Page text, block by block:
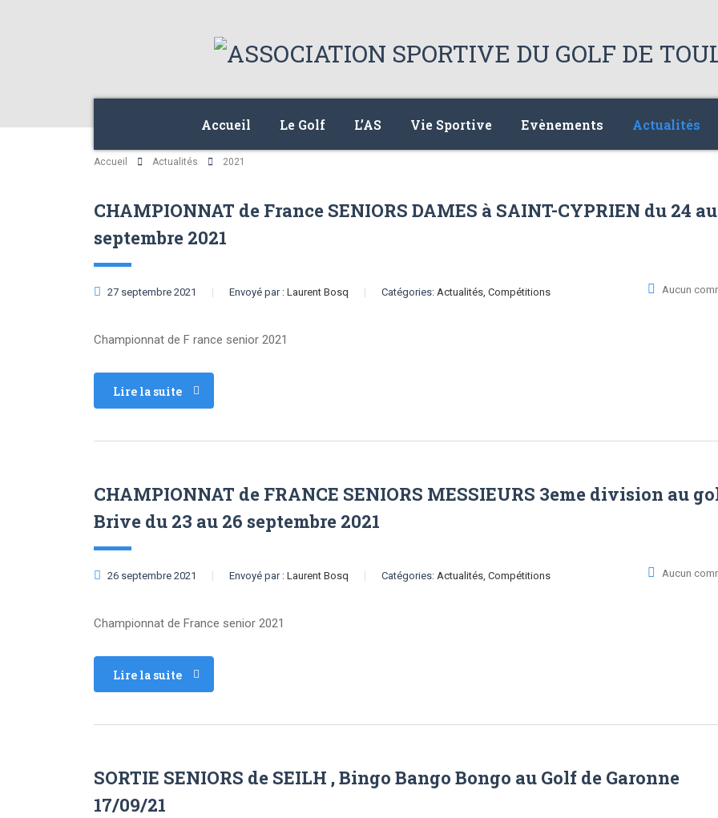
Accueil Le Golf L’AS Vie Sportive Evènements Actualités
Accueil Actualités 2021
CHAMPIONNAT de France SENIORS DAMES à SAINT-CYPRIEN du 24
septembre 2021
27 septembre 2021 Envoyé par : Laurent Bosq Catégories: Actualités, Compétitions Aucun
Championnat de F rance senior 2021
Lire la suite
CHAMPIONNAT de FRANCE SENIORS MESSIEURS 3eme division au
Brive du 23 au 26 septembre 2021
26 septembre 2021 Envoyé par : Laurent Bosq Catégories: Actualités, Compétitions Aucun
Championnat de France senior 2021
Lire la suite
SORTIE SENIORS de SEILH , Bingo Bango Bongo au Golf de Garonne
17/09/21